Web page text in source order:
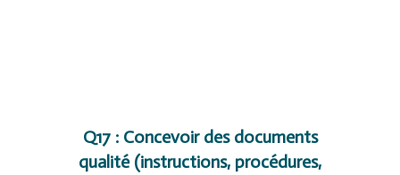
Q17 : Concevoir des documents
qualité (instructions, procédures,